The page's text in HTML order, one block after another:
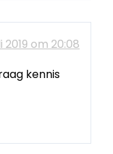
2019 om 20:08
kennis